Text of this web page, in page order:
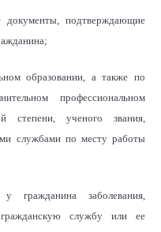
подтверждающие
образовании, а также по
профессиональном
степени, ученого звания,
службами по месту работы
заболевания,
службу или ее